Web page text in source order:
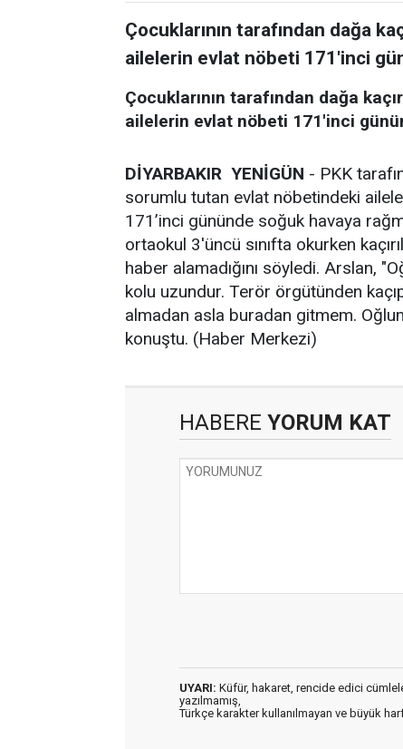
Çocuklarının tarafından dağa
ailelerin evlat nöbeti 171'inci
Çocuklarının tarafından dağa
ailelerin evlat nöbeti 171'inci
DİYARBAKIR YENİGÜN - PKK
sorumlu tutan evlat nöbetindeki
171’inci gününde soğuk havaya
ortaokul 3'üncü sınıfta okurken
haber alamadığını söyledi. Arslan,
kolu uzundur. Terör örgütünden
almadan asla buradan gitmem.
konuştu. (Haber Merkezi)
HABERE YORUM KAT
UYARI: Küfür, hakaret, rencide edici
yazılmamış,
Türkçe karakter kullanılmayan ve büyük